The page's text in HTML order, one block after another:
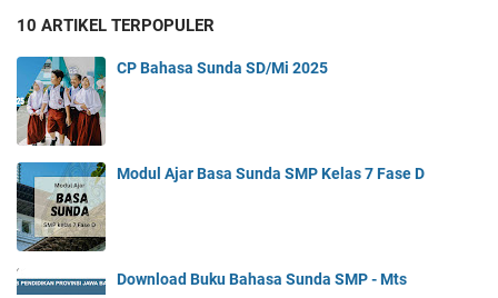
10 ARTIKEL TERPOPULER
CP Bahasa Sunda SD/Mi 2025
Modul Ajar Basa Sunda SMP Kelas 7 Fase D
Download Buku Bahasa Sunda SMP - Mts